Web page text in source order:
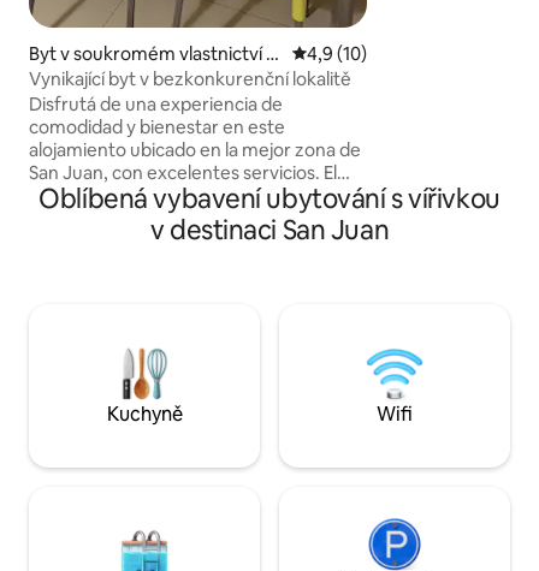
Byt v soukromém vlastnictví v
e městě San Juan
Průměrné hodnocení 4,9 z 5,
4,9 (10)
Vynikající byt v bezkonkurenční lokalitě
Disfrutá de una experiencia de
comodidad y bienestar en este
alojamiento ubicado en la mejor zona de
San Juan, con excelentes servicios. El
edificio cuenta con fácil acceso,
ascensor, cochera interna y externa,
gimnasio, parrilla y espacios comunes
aires en todos los ambientes, TV, wifi,
lavarropas, microondas, cafetera, pava
eléctrica, y s/blancos.
Oblíbená vybavení ubytování s vířivkou
v destinaci San Juan
Kuchyně Wifi